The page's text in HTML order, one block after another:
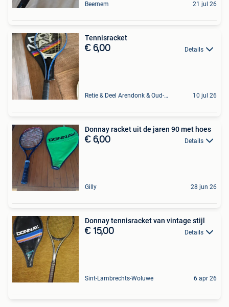
Beernem 21 jul 26
Tennisracket
€ 6,00 Details
Retie & Deel Arendonk & Oud-Turnhout 10 jul 26
Donnay racket uit de jaren 90 met hoes
€ 6,00 Details
Gilly 28 jun 26
Donnay tennisracket van vintage stijl
€ 15,00 Details
Sint-Lambrechts-Woluwe 6 apr 26